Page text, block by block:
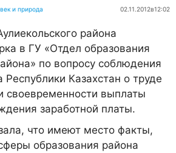
и природа 02.11.2012в12:02
района
в ГУ «Отдел образования
по вопросу соблюдения
Республики Казахстан о труде
своевременности выплаты
заработной платы.
что имеют место факты,
образования района